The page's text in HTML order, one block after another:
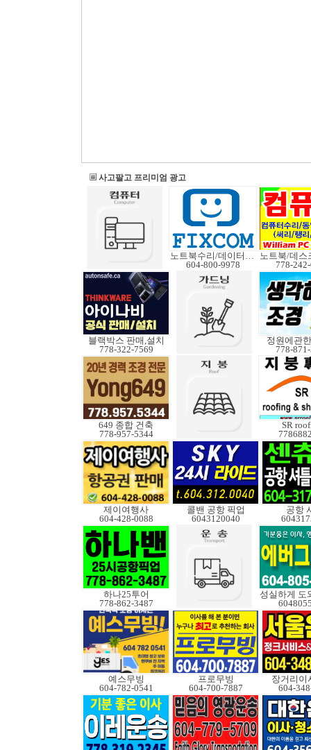
사고팔고 프리미엄 광고
노트북수리/데이터복구
604-800-9978
778-
블랙박스 판매,설치
778-322-7569
정원에관
778-
649 종합 건축
778-957-5344
SR
제이여행사
604-428-0088
콜밴 공항 픽업
6043120040
공항
하나25투어
778-862-3487
예스무빙
604-782-0541
프로무빙
604-700-7887
장거리이
604-